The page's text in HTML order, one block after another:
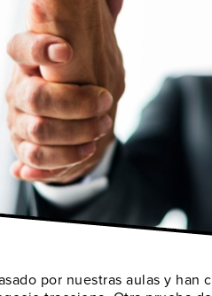
por nuestras aulas y